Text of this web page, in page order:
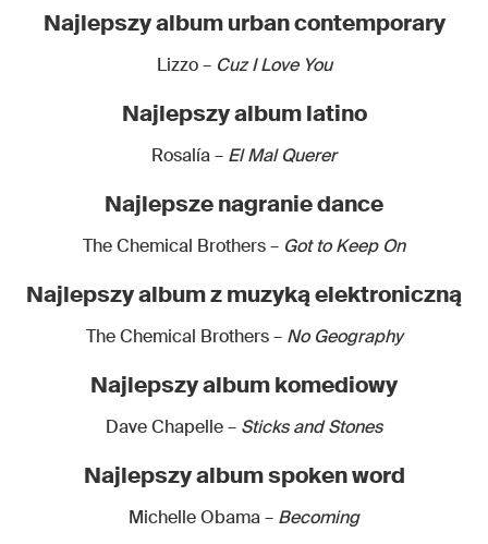
Najlepszy album urban contemporary
Lizzo – Cuz I Love You
Najlepszy album latino
Rosalía – El Mal Querer
Najlepsze nagranie dance
The Chemical Brothers – Got to Keep On
Najlepszy album z muzyką elektroniczną
The Chemical Brothers – No Geography
Najlepszy album komediowy
Dave Chapelle – Sticks and Stones
Najlepszy album spoken word
Michelle Obama – Becoming